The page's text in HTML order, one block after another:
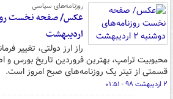
روزنامه‌های سیاسی
اردیبهشت
راز ارز دولتی، تغییر
محبوبیت ترامپ، بهترین فروردین تاریخ بورس و
قسمتی از تیتر یک روزنامه‌های صبح امروز است.
۲ اردیبهشت ۹۸ - ۰۱:۵۱